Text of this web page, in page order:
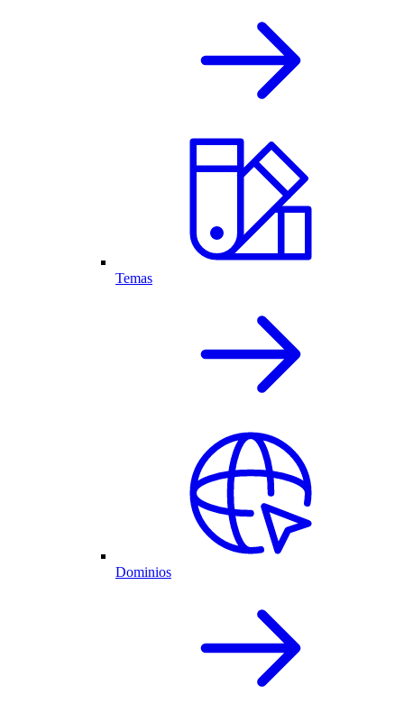
Temas
Dominios